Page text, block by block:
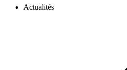
Actualités